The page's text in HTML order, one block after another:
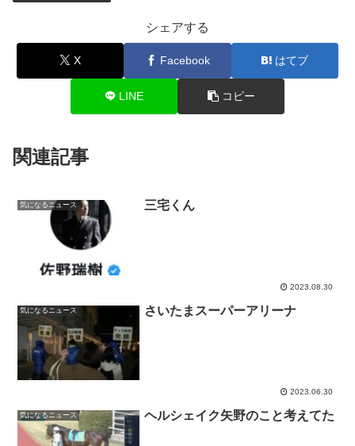
シェアする
X Facebook はてブ
LINE コピー
関連記事
気になるニュース 三宅くん
2023.08.30
気になるニュース さいたまスーパーアリーナ
2023.06.30
気になるニュース ヘルシェイク矢野のこと考えてた